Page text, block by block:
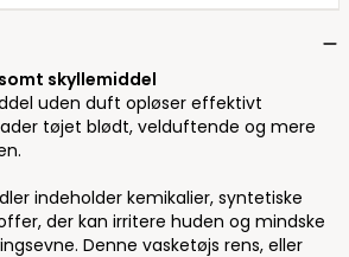
skyllemiddel
uden duft opløser effektivt
tøjet blødt, velduftende og mere
indeholder kemikalier, syntetiske
der kan irritere huden og mindske
Denne vasketøjs rens, eller